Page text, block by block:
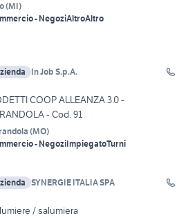
(MI)
- NegoziAltroAltro
In Job S.p.A.
COOP ALLEANZA 3.0 -
- Cod. 91
(MO)
- NegoziImpiegatoTurni
SYNERGIE ITALIA SPA
/ salumiera